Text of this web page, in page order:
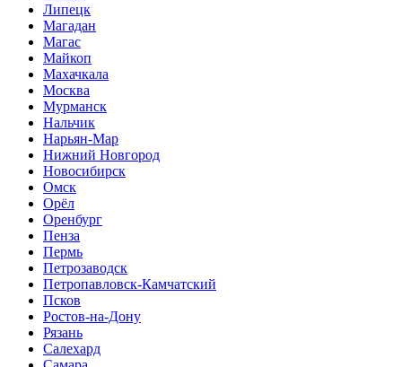
Липецк
Магадан
Магас
Майкоп
Махачкала
Москва
Мурманск
Нальчик
Нарьян-Мар
Нижний Новгород
Новосибирск
Омск
Орёл
Оренбург
Пенза
Пермь
Петрозаводск
Петропавловск-Камчатский
Псков
Ростов-на-Дону
Рязань
Салехард